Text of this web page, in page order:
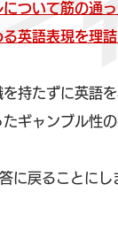
ついて筋の通
英語表現を理
持たずに英語
ギャンブル性
に戻ることにし